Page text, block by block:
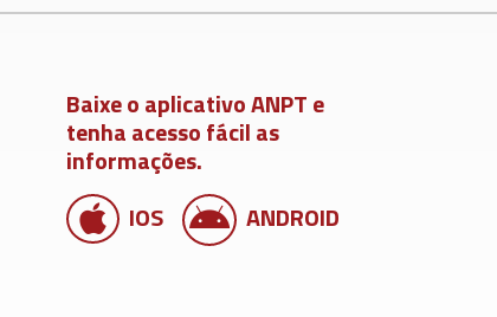
Baixe o aplicativo ANPT e
tenha acesso fácil as
informações.
IOS
ANDROID